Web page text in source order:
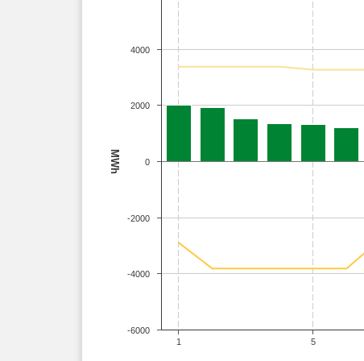
MWh
1 5
-4000
-2000
0
2000
4000
-6000